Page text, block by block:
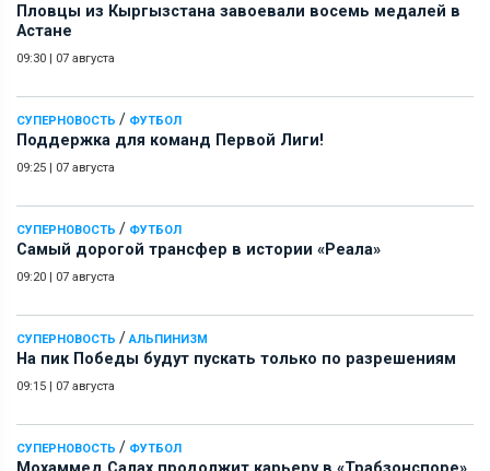
Пловцы из Кыргызстана завоевали восемь медалей в
Астане
09:30 | 07 августа
СУПЕРНОВОСТЬ / ФУТБОЛ
Поддержка для команд Первой Лиги!
09:25 | 07 августа
СУПЕРНОВОСТЬ / ФУТБОЛ
Самый дорогой трансфер в истории «Реала»
09:20 | 07 августа
СУПЕРНОВОСТЬ / АЛЬПИНИЗМ
На пик Победы будут пускать только по разрешениям
09:15 | 07 августа
СУПЕРНОВОСТЬ / ФУТБОЛ